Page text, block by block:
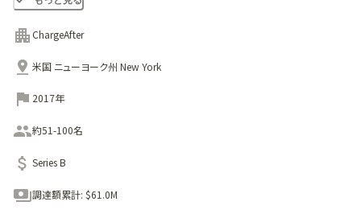
ChargeAfter
米国 ニューヨーク州 New York
2017年
約51-100名
Series B
調達額累計: $61.0M